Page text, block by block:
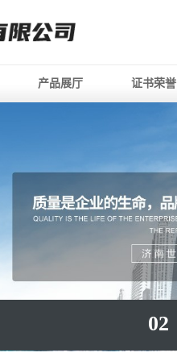
产品展厅 证书荣誉
02